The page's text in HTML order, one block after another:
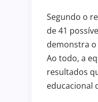
Segundo o
de 41
demonstra
Ao todo, a
resultados
educacional